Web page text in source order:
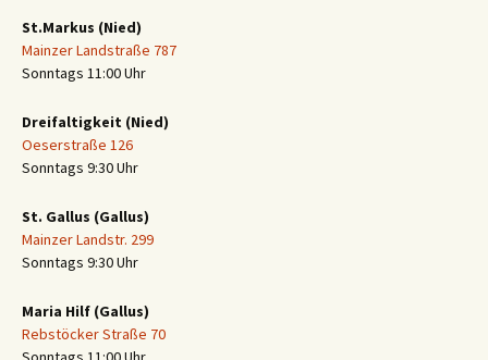
St.Markus (Nied)
Mainzer Landstraße 787
Sonntags 11:00 Uhr
Dreifaltigkeit (Nied)
Oeserstraße 126
Sonntags 9:30 Uhr
St. Gallus (Gallus)
Mainzer Landstr. 299
Sonntags 9:30 Uhr
Maria Hilf (Gallus)
Rebstöcker Straße 70